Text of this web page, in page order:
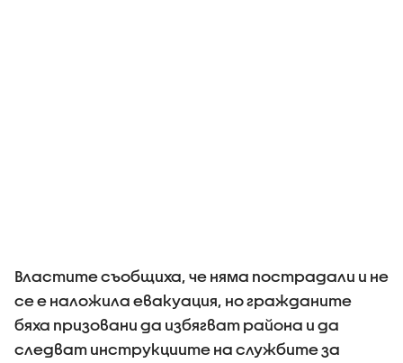
Властите съобщиха, че няма пострадали и не
се е наложила евакуация, но гражданите
бяха призовани да избягват района и да
следват инструкциите на службите за